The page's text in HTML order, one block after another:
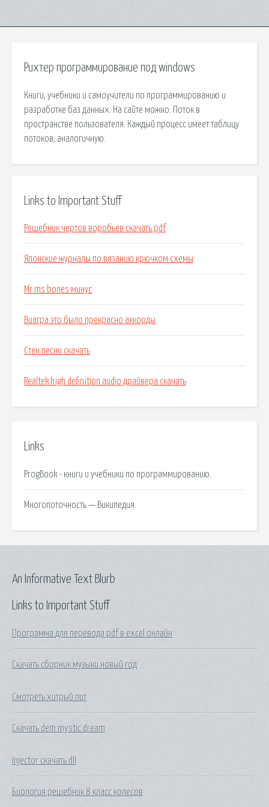
Рихтер программирование под windows
Книги, учебники и самоучители по программированию и
разработке баз данных. На сайте можно. Поток в
пространстве пользователя. Каждый процесс имеет таблицу
потоков, аналогичную.
Links to Important Stuff
Решебник чертов воробьев скачать pdf
Японские журналы по вязанию крючком схемы
Mr ms bones минус
Виагра это было прекрасно аккорды
Стен песни скачать
Realtek high definition audio драйвера скачать
Links
ProgBook - книги и учебники по программированию.
Многопоточность — Википедия.
Links to Important Stuff
Программа для перевода pdf в excel онлайн
Скачать сборник музыки новый год
Смотреть хитрый пит
Скачать dem mystic dream
Injector скачать dll
Биология решебник 8 класс колесов
An Informative Text Blurb